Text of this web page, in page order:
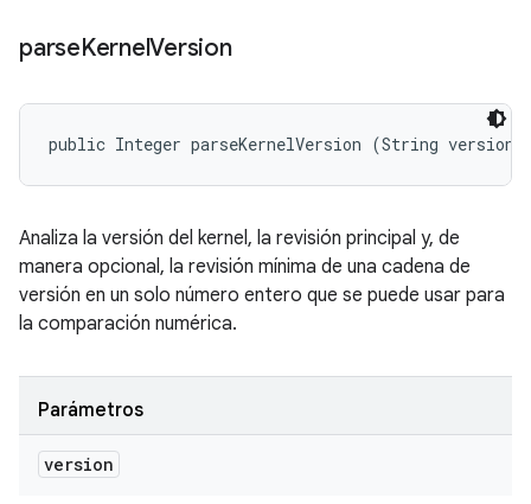
parseKernelVersion
public Integer parseKernelVersion (String version)
Analiza la versión del kernel, la revisión principal y, de
manera opcional, la revisión mínima de una cadena de
versión en un solo número entero que se puede usar para
la comparación numérica.
Parámetros
version